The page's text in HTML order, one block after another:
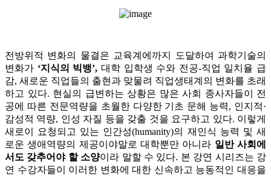
전방위적 변화의 물결은 교육계에까지 도달하여 과학기술의
변화가 ‘지식의 빅뱅’, 대학 입학생 수와 전공-직업 일치율 급
감, 새로운 직업들의 출현과 맞물려 직업생태계의 변화를 초래
하고 있다. 현실의 급변하는 상황은 많은 사회 종사자들이 전
공에 따른 전문역량을 초월한 다양한 기초 문해 능력, 인지적·
감성적 역량, 인성 자질 등을 갖출 것을 요구하고 있다. 이렇게
새로이 요청되고 있는 인간성(humanity)의 재인식 능력 및 새
로운 생애역량의 제공이야말로 대학뿐만 아니라 일반 사회에
서도 갖추어야 할 소양이라 말할 수 있다. 본 강연 시리즈는 강
연 수강자들이 이러한 변화에 대한 신속하고 능동적인 대응을